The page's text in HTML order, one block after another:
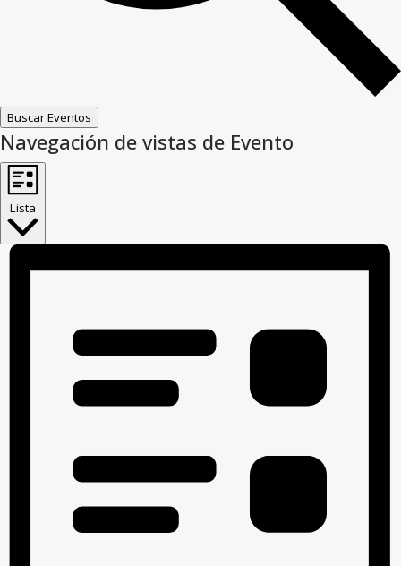
Buscar Eventos
Navegación de vistas de Evento
Lista